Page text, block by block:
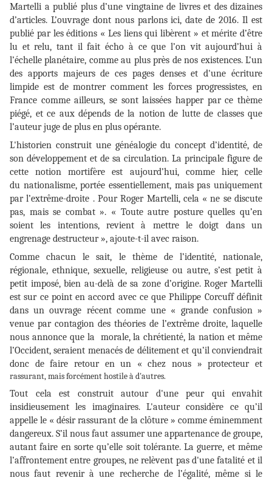
Martelli a publié plus d’une vingtaine de livres et des dizaines
d’articles. L’ouvrage dont nous parlons ici, date de 2016. Il est
publié par les éditions « Les liens qui libèrent » et mérite d’être
lu et relu, tant il fait écho à ce que l’on vit aujourd’hui à
l’échelle planétaire, comme au plus près de nos existences. L’un
des apports majeurs de ces pages denses et d'une écriture
limpide est de montrer comment les forces progressistes, en
France comme ailleurs, se sont laissées happer par ce thème
piégé, et ce aux dépends de la notion de lutte de classes que
l’auteur juge de plus en plus opérante.
L'historien construit une généalogie du concept d’identité, de
son développement et de sa circulation. La principale figure de
cette notion mortifère est aujourd’hui, comme hier, celle
du nationalisme, portée essentiellement, mais pas uniquement
par l’extrême-droite . Pour Roger Martelli, cela « ne se discute
pas, mais se combat ». « Toute autre posture quelles qu’en
soient les intentions, revient à mettre le doigt dans un
engrenage destructeur », ajoute-t-il avec raison.
Comme chacun le sait, le thème de l’identité, nationale,
régionale, ethnique, sexuelle, religieuse ou autre, s’est petit à
petit imposé, bien au-delà de sa zone d’origine. Roger Martelli
est sur ce point en accord avec ce que Philippe Corcuff définit
dans un ouvrage récent comme une « grande confusion »
venue par contagion des théories de l’extrême droite, laquelle
nous annonce que la morale, la chrétienté, la nation et même
l’Occident, seraient menacés de délitement et qu’il conviendrait
donc de faire retour en un « chez nous » protecteur et
rassurant, mais forcément hostile à d'autres.
Tout cela est construit autour d'une peur qui envahit
insidieusement les imaginaires. L'auteur considère ce qu’il
appelle le « désir rassurant de la clôture » comme éminemment
dangereux. S’il nous faut assumer une appartenance de groupe,
autant faire en sorte qu’elle soit tolérante. La guerre, et même
l’affrontement entre groupes, ne relèvent pas d'une fatalité et il
nous faut revenir à une recherche de l’égalité, même si le